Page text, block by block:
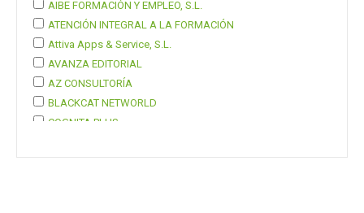
AIBE FORMACIÓN Y EMPLEO, S.L.
ATENCIÓN INTEGRAL A LA FORMACIÓN
Attiva Apps & Service, S.L.
AVANZA EDITORIAL
AZ CONSULTORÍA
BLACKCAT NETWORLD
COGNITA PLUS
Mostrar 37 más